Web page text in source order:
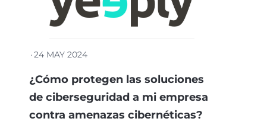
·24 MAY 2024
¿Cómo protegen las soluciones
de ciberseguridad a mi empresa
contra amenazas cibernéticas?